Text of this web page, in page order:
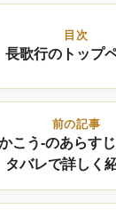
目次
長歌行のトップ
前の記事
こう-のあらす
タバレで詳しく